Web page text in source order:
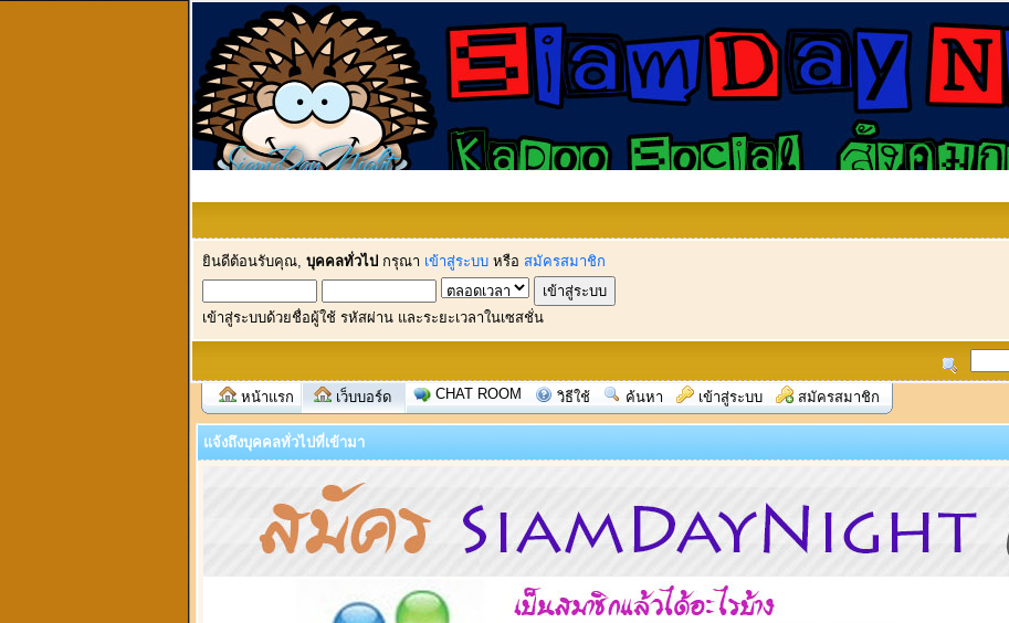
ยินดีต้อนรับคุณ, บุคคลทั่วไป กรุณา เข้าสู่ระบบ หรือ สมัครสมาชิก
เข้าสู่ระบบด้วยชื่อผู้ใช้ รหัสผ่าน และระยะเวลาในเซสชั่น
หน้าแรก เว็บบอร์ด CHAT ROOM วิธีใช้ ค้นหา เข้าสู่ระบบ สมัครสมาชิก
แจ้งถึงบุคคลทั่วไปที่เข้ามา